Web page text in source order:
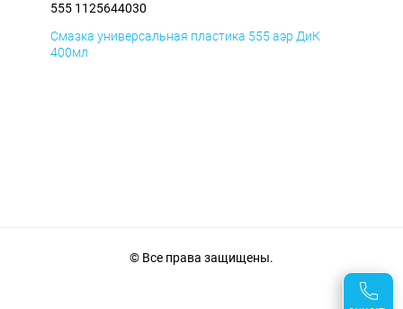
555 1125644030
Смазка универсальная пластика 555 аэр ДиК
400мл
© Все права защищены.